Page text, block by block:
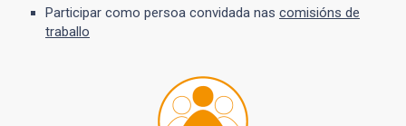
Participar como persoa convidada nas comisións de
traballo